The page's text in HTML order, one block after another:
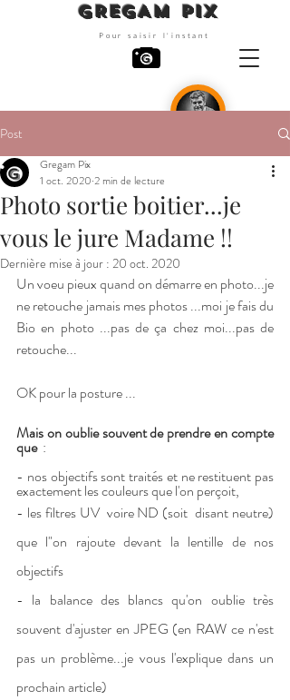
GREGAM PIX
Pour saisir l'instant
Post
Photo sortie boitier...je
vous le jure Madame !!
Gregam Pix
1 oct. 2020 2 min de lecture
Dernière mise à jour : 20 oct. 2020
Un voeu pieux quand on démarre en photo...je
ne retouche jamais mes photos ...moi je fais du
Bio en photo ...pas de ça chez moi...pas de
retouche...
OK pour la posture ...
Mais on oublie souvent de prendre en compte
que
  :
- nos objectifs sont traités et ne restituent pas
exactement les couleurs que l'on perçoit,
- les filtres UV  voire ND (soit  disant neutre)
que l"on rajoute devant la lentille de nos
objectifs
- la balance des blancs qu'on oublie très
souvent d'ajuster en JPEG (en RAW ce n'est
pas un problème...je vous l'explique dans un
prochain article)